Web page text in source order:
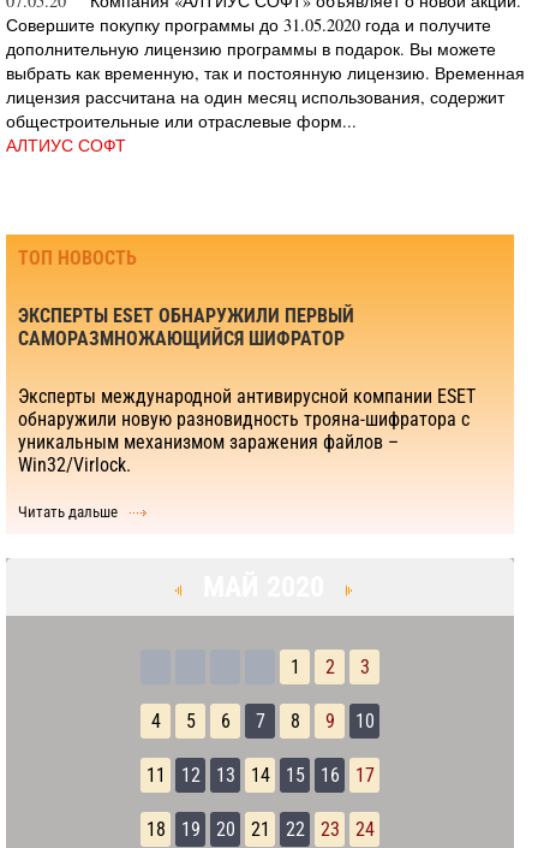
Совершите покупку программы до 31.05.2020 года и получите
дополнительную лицензию программы в подарок. Вы можете
выбрать как временную, так и постоянную лицензию. Временная
лицензия рассчитана на один месяц использования, содержит
общестроительные или отраслевые форм...
АЛТИУС СОФТ
ТОП НОВОСТЬ
ЭКСПЕРТЫ ESET ОБНАРУЖИЛИ ПЕРВЫЙ
САМОРАЗМНОЖАЮЩИЙСЯ ШИФРАТОР
Эксперты международной антивирусной компании ESET
обнаружили новую разновидность трояна-шифратора с
уникальным механизмом заражения файлов –
Win32/Virlock.
Читать дальше
МАЙ 2020
1 2 3
4 5 6 7 8 9 10
11 12 13 14 15 16 17
18 19 20 21 22 23 24